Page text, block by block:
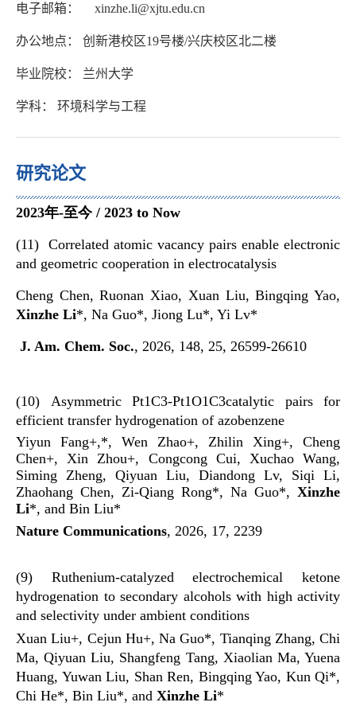
电子邮箱： xinzhe.li@xjtu.edu.cn
办公地点： 创新港校区19号楼/兴庆校区北二楼
毕业院校： 兰州大学
学科： 环境科学与工程
研究论文